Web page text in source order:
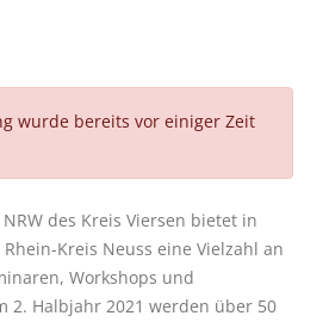
wurde bereits vor einiger Zeit
NRW des Kreis Viersen bietet in
Kreis Neuss eine Vielzahl an
Workshops und
2. Halbjahr 2021 werden über 50